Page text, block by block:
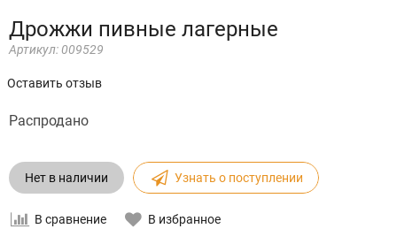
Дрожжи пивные лагерные
Артикул: 009529
Оставить отзыв
Распродано
Нет в наличии Узнать о поступлении
В сравнение В избранное